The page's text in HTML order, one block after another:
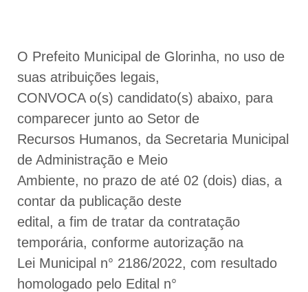
O Prefeito Municipal de Glorinha, no uso de
suas atribuições legais,
CONVOCA o(s) candidato(s) abaixo, para
comparecer junto ao Setor de
Recursos Humanos, da Secretaria Municipal
de Administração e Meio
Ambiente, no prazo de até 02 (dois) dias, a
contar da publicação deste
edital, a fim de tratar da contratação
temporária, conforme autorização na
Lei Municipal n° 2186/2022, com resultado
homologado pelo Edital n°